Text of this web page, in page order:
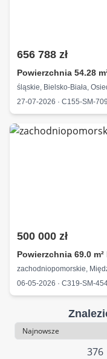
656 788 zł
Powierzchnia 54.28
śląskie, Bielsko-Biała,
27-07-2026 · C155-SM-
500 000 zł
Powierzchnia 69.0
zachodniopomorskie,
06-05-2026 · C319-SM-
Sortowanie
376